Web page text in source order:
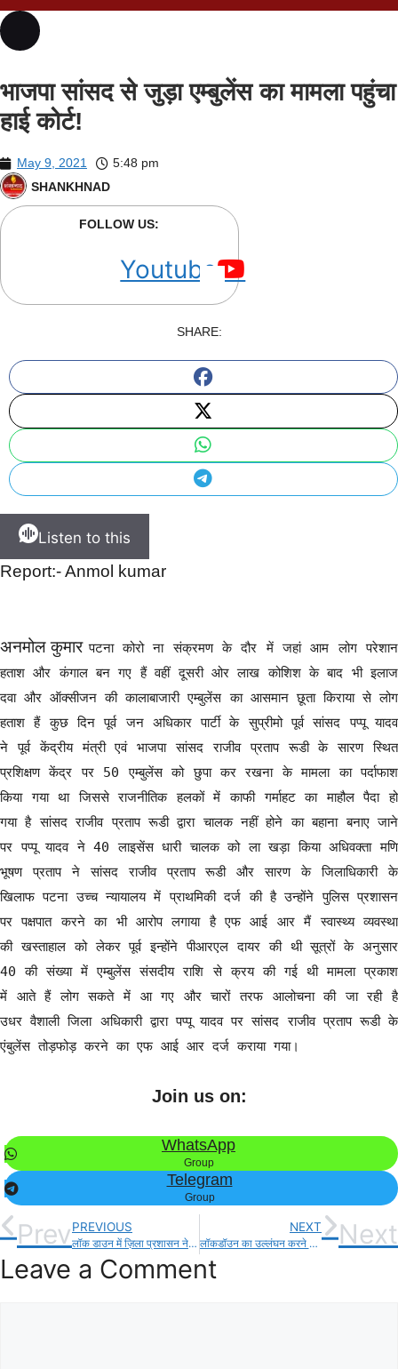
भाजपा सांसद से जुड़ा एम्बुलेंस का मामला पहुंचा
हाई कोर्ट!
May 9, 2021
5:48 pm
SHANKHNAD
FOLLOW US:
Youtube
SHARE:
Listen to this
Report:- Anmol kumar
अनमोल कुमारपटना कोरो ना संक्रमण के दौर में जहां आम लोग परेशान
हताश और कंगाल बन गए हैं वहीं दूसरी ओर लाख कोशिश के बाद भी इलाज
दवा और ऑक्सीजन की कालाबाजारी एम्बुलेंस का आसमान छूता किराया से लोग
हताश हैं कुछ दिन पूर्व जन अधिकार पार्टी के सुप्रीमो पूर्व सांसद पप्पू यादव
ने पूर्व केंद्रीय मंत्री एवं भाजपा सांसद राजीव प्रताप रूडी के सारण स्थित
प्रशिक्षण केंद्र पर 50 एम्बुलेंस को छुपा कर रखना के मामला का पर्दाफाश
किया गया था जिससे राजनीतिक हलकों में काफी गर्माहट का माहौल पैदा हो
गया है सांसद राजीव प्रताप रूडी द्वारा चालक नहीं होने का बहाना बनाए जाने
पर पप्पू यादव ने 40 लाइसेंस धारी चालक को ला खड़ा किया अधिवक्ता मणि
भूषण प्रताप ने सांसद राजीव प्रताप रूडी और सारण के जिलाधिकारी के
खिलाफ पटना उच्च न्यायालय में प्राथमिकी दर्ज की है उन्होंने पुलिस प्रशासन
पर पक्षपात करने का भी आरोप लगाया है एफ आई आर मैं स्वास्थ्य व्यवस्था
की खस्ताहाल को लेकर पूर्व इन्होंने पीआरएल दायर की थी सूत्रों के अनुसार
40 की संख्या में एम्बुलेंस संसदीय राशि से क्रय की गई थी मामला प्रकाश
में आते हैं लोग सकते में आ गए और चारों तरफ आलोचना की जा रही है
उधर वैशाली जिला अधिकारी द्वारा पप्पू यादव पर सांसद राजीव प्रताप रूडी के
एंबुलेंस तोड़फोड़ करने का एफ आई आर दर्ज कराया गया।
Join us on:
WhatsApp
Group
Telegram
Group
PrevPREVIOUS
लॉक डाउन में ज़िला प्रशासन ने शुरू किया सामुदायिक किचेन!
NEXT
लॉकडॉउन का उल्लंघन करने वाले 3 दुकानदार पर, स्थानीय पुलिस प्रशासन की कार्रवाई! Next
Leave a Comment